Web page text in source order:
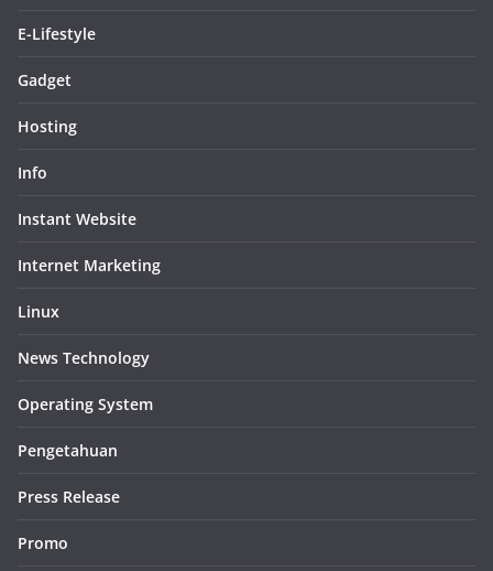
E-Lifestyle
Gadget
Hosting
Info
Instant Website
Internet Marketing
Linux
News Technology
Operating System
Pengetahuan
Press Release
Promo